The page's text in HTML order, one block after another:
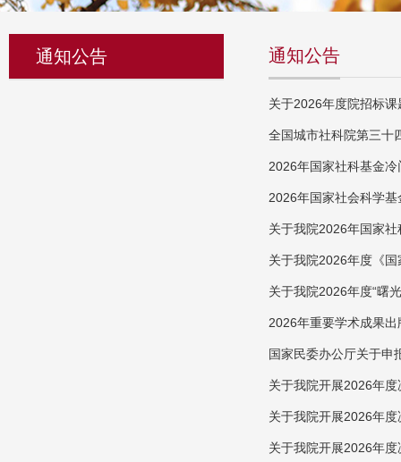
通知公告 通知公告
关于2026年度院招标
全国城市社科院第三十
2026年国家社科基金
2026年国家社会科学
关于我院2026年国家
关于我院2026年度《
关于我院2026年度“曙
2026年重要学术成果
国家民委办公厅关于申
关于我院开展2026年
关于我院开展2026年
关于我院开展2026年